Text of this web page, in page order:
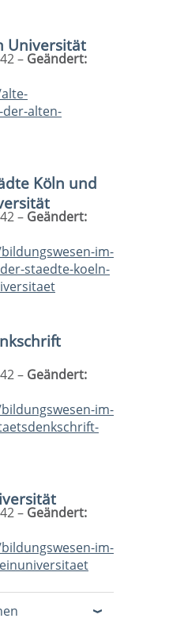
Universität
– Geändert:
alten-
Köln und
– Geändert:
im-
staedte-koeln-
– Geändert:
im-
– Geändert:
im-